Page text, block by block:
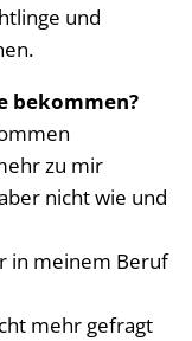
und
bekommen?
zu mir
nicht wie und
in meinem Beruf
mehr gefragt